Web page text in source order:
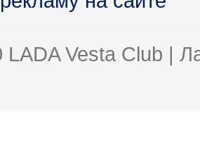
LADA Vesta Club |